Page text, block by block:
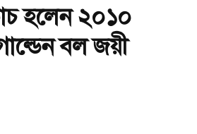
হলেন ২০১০
বল জয়ী